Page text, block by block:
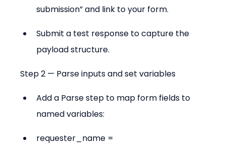
submission” and link to your form.
Submit a test response to capture the
payload structure.
Step 2 — Parse inputs and set variables
Add a Parse step to map form fields to
named variables:
requester_name =